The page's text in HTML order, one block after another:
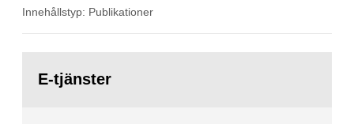
Innehållstyp: Publikationer
sida:E-tjänster